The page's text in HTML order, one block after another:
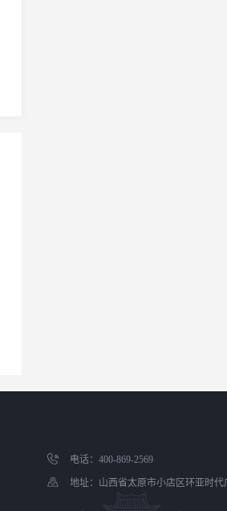
电话：400-869-2569
地址：山西省太原市小店区环亚时代